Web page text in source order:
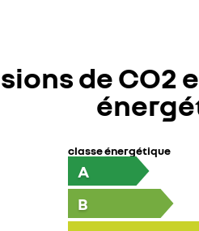
de CO2
classe énergétique
A
B